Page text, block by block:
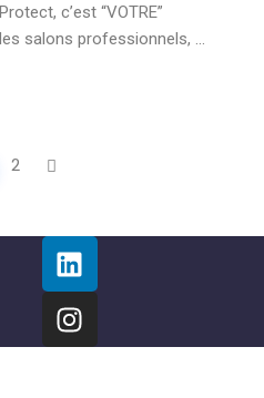
c’est “VOTRE”
salons professionnels, ...
2